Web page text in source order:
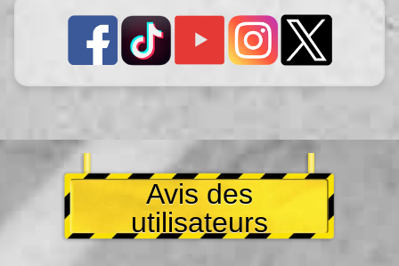
Avis des
utilisateurs